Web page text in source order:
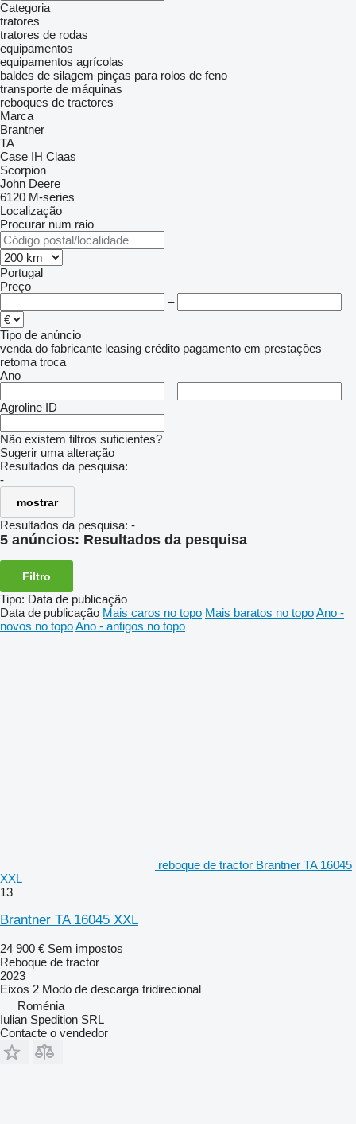
Categoria
tratores
tratores de rodas
equipamentos
equipamentos agrícolas
baldes de silagem pinças para rolos de feno
transporte de máquinas
reboques de tractores
Marca
Brantner
TA
Case IH Claas
Scorpion
John Deere
6120 M-series
Localização
Procurar num raio
Portugal
Preço
–
Tipo de anúncio
venda do fabricante leasing crédito pagamento em prestações
retoma troca
Ano
–
Agroline ID
Não existem filtros suficientes?
Sugerir uma alteração
Resultados da pesquisa:
-
mostrar
Resultados da pesquisa: -
5 anúncios: Resultados da pesquisa
Filtro
Tipo: Data de publicação
Data de publicação Mais caros no topo Mais baratos no topoAno -
novos no topoAno - antigos no topo
reboque de tractor Brantner TA 16045
XXL
13
Brantner TA 16045 XXL
24 900 € Sem impostos
Reboque de tractor
2023
Eixos 2 Modo de descarga tridirecional
Roménia
Iulian Spedition SRL
Contacte o vendedor